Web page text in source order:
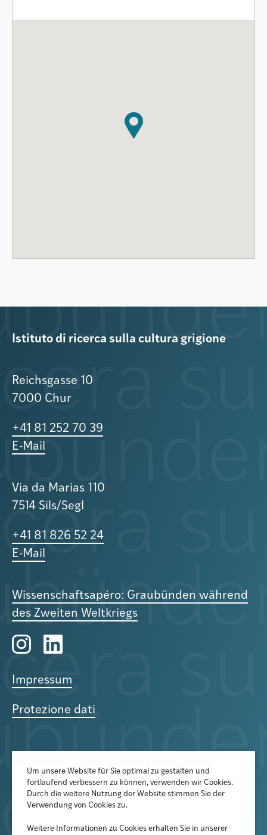
Istituto di ricerca sulla cultura grigione
Reichsgasse 10
7000 Chur
+41 81 252 70 39
E-Mail
Via da Marias 110
7514 Sils/Segl
+41 81 826 52 24
E-Mail
Wissenschaftsapéro: Graubünden während
des Zweiten Weltkriegs
Impressum
Protezione dati
Der Newsletter informiert über
aktuelle Veranstaltungen,
Publikationen und
Um unsere Website für Sie optimal zu gestalten und
fortlaufend verbessern zu können, verwenden wir Cookies.
Durch die weitere Nutzung der Website stimmen Sie der
Verwendung von Cookies zu.
Weitere Informationen zu Cookies erhalten Sie in unserer